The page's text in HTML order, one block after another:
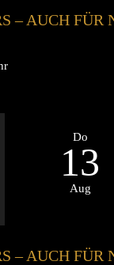
– AUCH FÜR
Do
13
Aug
– AUCH FÜR